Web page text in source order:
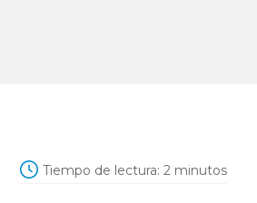
Tiempo de lectura: 2 minutos